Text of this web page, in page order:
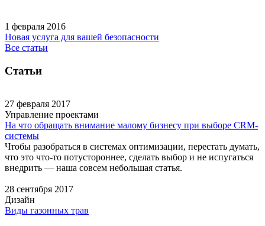
1 февраля 2016
Новая услуга для вашей безопасности
Все статьи
Статьи
27 февраля 2017
Управление проектами
На что обращать внимание малому бизнесу при выборе CRM-
системы
Чтобы разобраться в системах оптимизации, перестать думать,
что это что-то потустороннее, сделать выбор и не испугаться
внедрить — наша совсем небольшая статья.
28 сентября 2017
Дизайн
Виды газонных трав